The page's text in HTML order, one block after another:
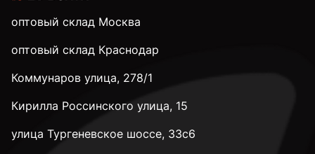
оптовый склад Москва
оптовый склад Краснодар
Коммунаров улица, 278/1
Кирилла Россинского улица, 15
улица Тургеневское шоссе, 33с6